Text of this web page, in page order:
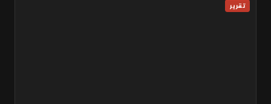
تقرير